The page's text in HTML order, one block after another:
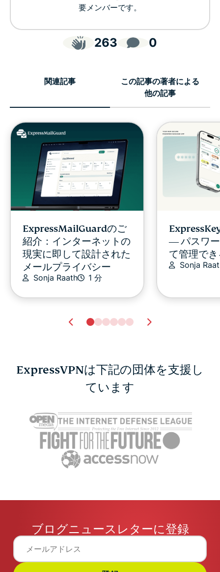
要メンバーです。
263 0
関連記事
この記事の著者による
他の記事
ExpressMailGuardのご
紹介：インターネットの
現実に即して設計された
メールプライバシー
Sonja Raath 1 分
― パスワ
て管理で
Sonja
DHCPとDNSの違いと
組みを解説
Akash Deep 1 分
ィ・日常
はどれ？
ExpressVPNは下記の団体を支援し
ています
ブログニュースレターに登録